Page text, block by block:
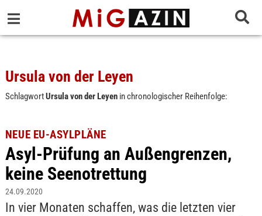
Ursula von der Leyen
SchlagwortUrsula von der Leyenin chronologischer Reihenfolge:
NEUE EU-ASYLPLÄNE
Asyl-Prüfung an Außengrenzen,
keine Seenotrettung
24.09.2020
In vier Monaten schaffen, was die letzten vier